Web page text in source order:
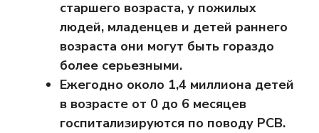
старшего возраста, у пожилых
людей, младенцев и детей раннего
возраста они могут быть гораздо
более серьезными.
Ежегодно около 1,4 миллиона детей
в возрасте от 0 до 6 месяцев
госпитализируются по поводу РСВ.